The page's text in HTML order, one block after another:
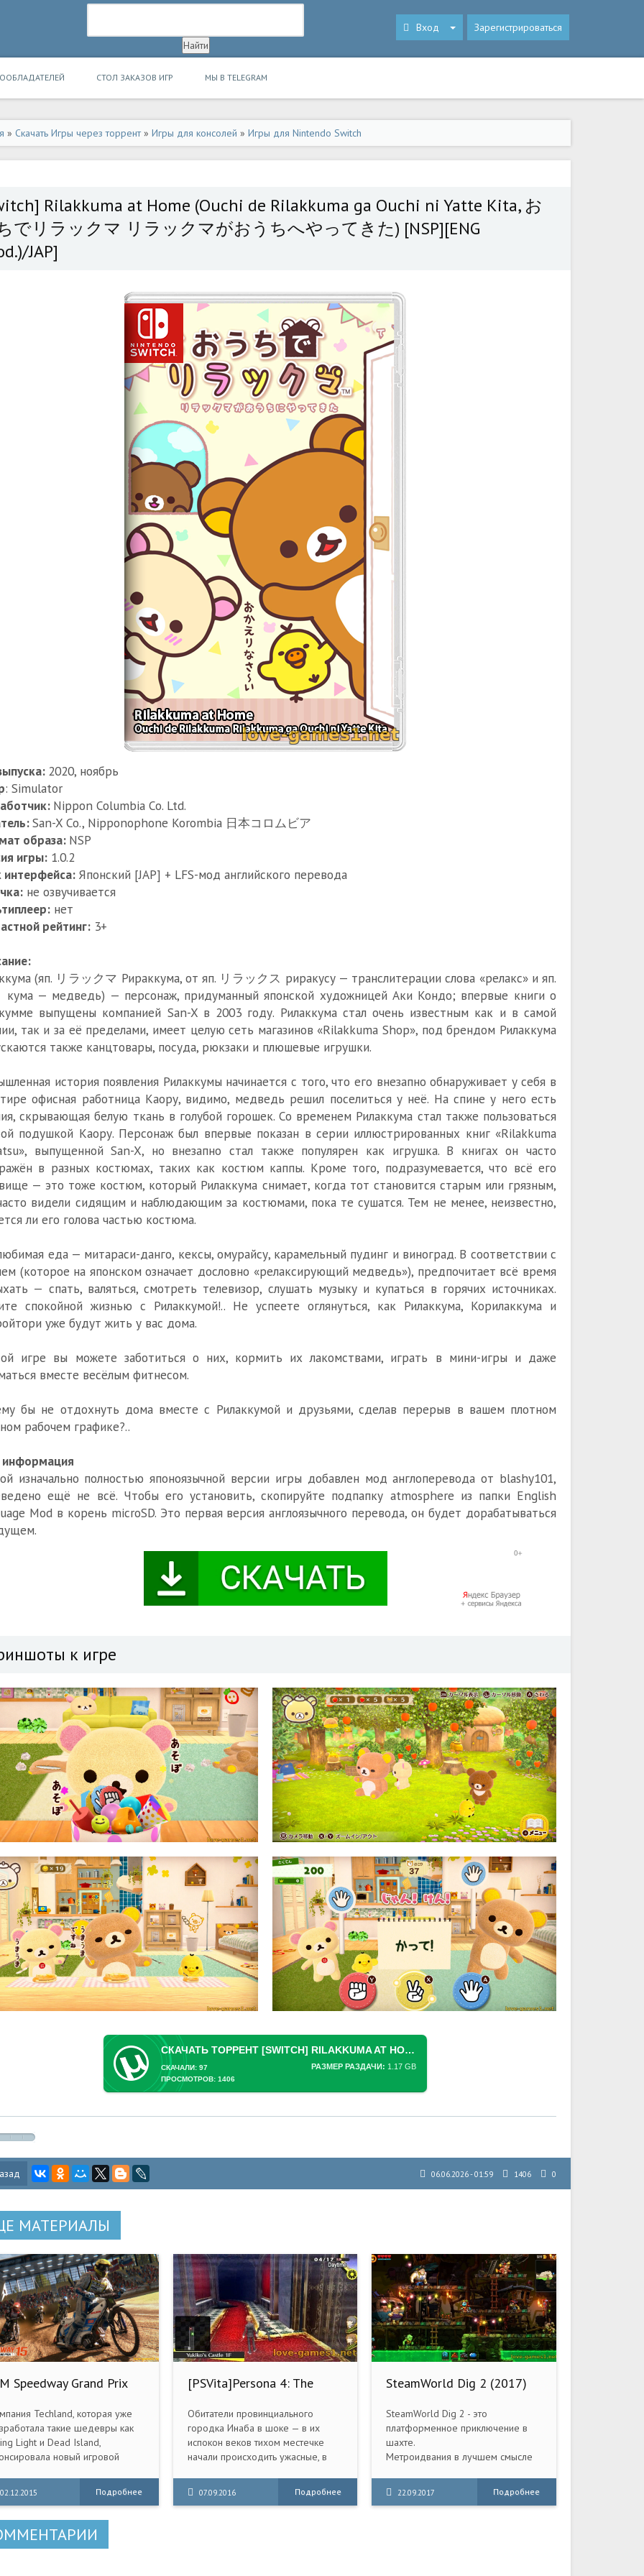
Вход Зарегистрироваться
СТОЛ ЗАКАЗОВ ИГР МЫ В TELEGRAM
» Скачать Игры через торрент» Игры для консолей » Игры для Nintendo Switch
Rilakkuma at Home (Ouchi de Rilakkuma ga Ouchi ni Yatte Kita, お
でリラックマ リラックマがおうちへやってきた) [NSP][ENG
JAP]
2020, ноябрь
: Simulator
Nippon Columbia Co. Ltd.
San-X Co., Nipponophone Korombia 日本コロムビア
образа: NSP
игры: 1.0.2
интерфейса: Японский [JAP] + LFS-мод английского перевода
не озвучивается
нет
рейтинг: 3+
(яп. リラックマ Рираккума, от яп. リラックス риракусу — транслитерации слова «релакс» и яп.
— медведь) — персонаж, придуманный японской художницей Аки Кондо; впервые книги о
выпущены компанией San-X в 2003 году. Рилаккума стал очень известным как и в самой
так и за её пределами, имеет целую сеть магазинов «Rilakkuma Shop», под брендом Рилаккума
также канцтовары, посуда, рюкзаки и плюшевые игрушки.
история появления Рилаккумы начинается с того, что его внезапно обнаруживает у себя в
офисная работница Каору, видимо, медведь решил поселиться у неё. На спине у него есть
скрывающая белую ткань в голубой горошек. Со временем Рилаккума стал также пользоваться
подушкой Каору. Персонаж был впервые показан в серии иллюстрированных книг «Rilakkuma
выпущенной San-X, но внезапно стал также популярен как игрушка. В книгах он часто
в разных костюмах, таких как костюм каппы. Кроме того, подразумевается, что всё его
— это тоже костюм, который Рилаккума снимает, когда тот становится старым или грязным,
видели сидящим и наблюдающим за костюмами, пока те сушатся. Тем не менее, неизвестно,
ли его голова частью костюма.
еда — митараси-данго, кексы, омурайсу, карамельный пудинг и виноград. В соответствии с
(которое на японском означает дословно «релаксирующий медведь»), предпочитает всё время
— спать, валяться, смотреть телевизор, слушать музыку и купаться в горячих источниках.
спокойной жизнью с Рилаккумой!.. Не успеете оглянуться, как Рилаккума, Корилаккума и
уже будут жить у вас дома.
игре вы можете заботиться о них, кормить их лакомствами, играть в мини-игры и даже
вместе весёлым фитнесом.
бы не отдохнуть дома вместе с Рилаккумой и друзьями, сделав перерыв в вашем плотном
рабочем графике?..
изначально полностью японоязычной версии игры добавлен мод англоперевода от blashy101,
ещё не всё. Чтобы его установить, скопируйте подпапку atmosphere из папки English
Mod в корень microSD. Это первая версия англоязычного перевода, он будет дорабатываться
к игре
СКАЧАТЬ ТОРРЕНТ [SWITCH] RILAKKUMA AT HOME (OUCHI DE RILAKKUMA GA OUCHI NI YATTE KITA, おうちでリラックマ リラックマがおうちへやってきた) [NSP][ENG (MOD.)/JAP]
РАЗМЕР РАЗДАЧИ: 1.17 GB
СКАЧАЛИ: 97
ПРОСМОТРОВ: 1406
06.06.2026 - 01:59 1406 0
МАТЕРИАЛЫ
Speedway Grand Prix
Techland, которая уже
такие шедевры как
Light и Dead Island,
новый игровой
симулятор, который
игрового
и физикой заездов.
Подробнее
[PSVita]Persona 4: The
Golden [USA/ENG+JAP]
[UNDUB]
Обитатели провинциального
городка Инаба в шоке — в их
испокон веков тихом местечке
начали происходить ужасные, в
бесчеловечные убийства. Все это
как снег на голову, во все лопатки.
07.09.2016 Подробнее
SteamWorld Dig 2 (2017)
SteamWorld Dig 2 - это
платформенное приключение в
шахте.
Метроидвания в лучшем смысле
22.09.2017 Подробнее